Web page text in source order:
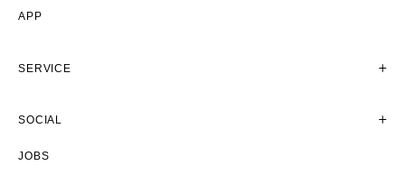
APP
SERVICE
SOCIAL
JOBS